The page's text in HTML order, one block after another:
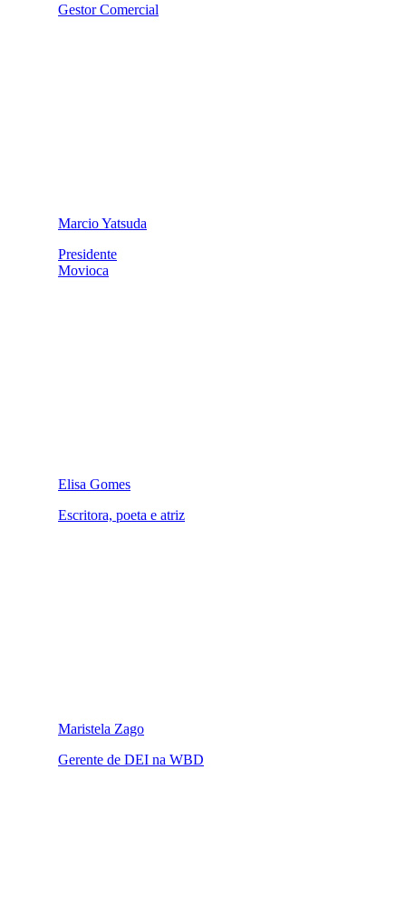
Gestor Comercial
Marcio Yatsuda
Presidente
Movioca
Elisa Gomes
Escritora, poeta e atriz
Maristela Zago
Gerente de DEI na WBD